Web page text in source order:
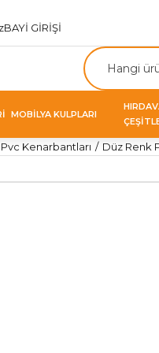
BAYİ GİRİŞİ
MOBİLYA KULPLARI
Pvc Kenarbantları Düz Renk